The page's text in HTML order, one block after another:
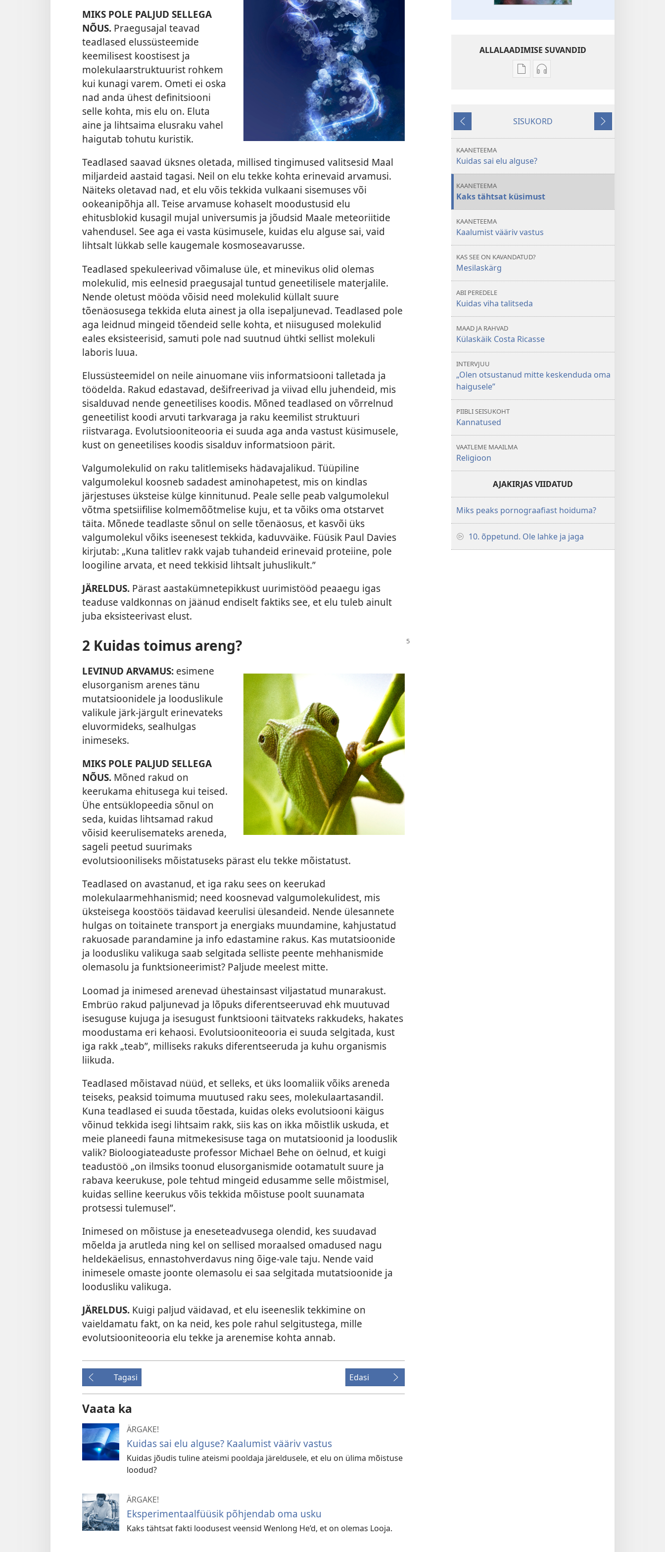
MIKS POLE PALJUD SELLEGA
NÕUS. Praegusajal teavad
teadlased elussüsteemide
keemilisest koostisest ja
molekulaarstruktuurist rohkem
kui kunagi varem. Ometi ei oska
nad anda ühest definitsiooni
selle kohta, mis elu on. Eluta
aine ja lihtsaima elusraku vahel
haigutab tohutu kuristik.
Teadlased saavad üksnes oletada, millised tingimused valitsesid Maal
miljardeid aastaid tagasi. Neil on elu tekke kohta erinevaid arvamusi.
Näiteks oletavad nad, et elu võis tekkida vulkaani sisemuses või
ookeanipõhja all. Teise arvamuse kohaselt moodustusid elu
ehitusblokid kusagil mujal universumis ja jõudsid Maale meteoriitide
vahendusel. See aga ei vasta küsimusele, kuidas elu alguse sai, vaid
lihtsalt lükkab selle kaugemale kosmoseavarusse.
Teadlased spekuleerivad võimaluse üle, et minevikus olid olemas
molekulid, mis eelnesid praegusajal tuntud geneetilisele materjalile.
Nende oletust mööda võisid need molekulid küllalt suure
tõenäosusega tekkida eluta ainest ja olla isepaljunevad. Teadlased pole
aga leidnud mingeid tõendeid selle kohta, et niisugused molekulid
eales eksisteerisid, samuti pole nad suutnud ühtki sellist molekuli
laboris luua.
Elussüsteemidel on neile ainuomane viis informatsiooni talletada ja
töödelda. Rakud edastavad, dešifreerivad ja viivad ellu juhendeid, mis
sisalduvad nende geneetilises koodis. Mõned teadlased on võrrelnud
geneetilist koodi arvuti tarkvaraga ja raku keemilist struktuuri
riistvaraga. Evolutsiooniteooria ei suuda aga anda vastust küsimusele,
kust on geneetilises koodis sisalduv informatsioon pärit.
Valgumolekulid on raku talitlemiseks hädavajalikud. Tüüpiline
valgumolekul koosneb sadadest aminohapetest, mis on kindlas
järjestuses üksteise külge kinnitunud. Peale selle peab valgumolekul
võtma spetsiifilise kolmemõõtmelise kuju, et ta võiks oma otstarvet
täita. Mõnede teadlaste sõnul on selle tõenäosus, et kasvõi üks
valgumolekul võiks iseenesest tekkida, kaduvväike. Füüsik Paul Davies
kirjutab: „Kuna talitlev rakk vajab tuhandeid erinevaid proteiine, pole
loogiline arvata, et need tekkisid lihtsalt juhuslikult.”
JÄRELDUS. Pärast aastakümnetepikkust uurimistööd peaaegu igas
teaduse valdkonnas on jäänud endiselt faktiks see, et elu tuleb ainult
juba eksisteerivast elust.
2 Kuidas toimus areng?
LEVINUD ARVAMUS: esimene
elusorganism arenes tänu
mutatsioonidele ja looduslikule
valikule järk-järgult erinevateks
eluvormideks, sealhulgas
inimeseks.
MIKS POLE PALJUD SELLEGA
NÕUS. Mõned rakud on
keerukama ehitusega kui teised.
Ühe entsüklopeedia sõnul on
seda, kuidas lihtsamad rakud
võisid keerulisemateks areneda,
sageli peetud suurimaks
evolutsiooniliseks mõistatuseks pärast elu tekke mõistatust.
Teadlased on avastanud, et iga raku sees on keerukad
molekulaarmehhanismid; need koosnevad valgumolekulidest, mis
üksteisega koostöös täidavad keerulisi ülesandeid. Nende ülesannete
hulgas on toitainete transport ja energiaks muundamine, kahjustatud
rakuosade parandamine ja info edastamine rakus. Kas mutatsioonide
ja loodusliku valikuga saab selgitada selliste peente mehhanismide
olemasolu ja funktsioneerimist? Paljude meelest mitte.
Loomad ja inimesed arenevad ühestainsast viljastatud munarakust.
Embrüo rakud paljunevad ja lõpuks diferentseeruvad ehk muutuvad
isesuguse kujuga ja isesugust funktsiooni täitvateks rakkudeks, hakates
moodustama eri kehaosi. Evolutsiooniteooria ei suuda selgitada, kust
iga rakk „teab”, milliseks rakuks diferentseeruda ja kuhu organismis
liikuda.
Teadlased mõistavad nüüd, et selleks, et üks loomaliik võiks areneda
teiseks, peaksid toimuma muutused raku sees, molekulaartasandil.
Kuna teadlased ei suuda tõestada, kuidas oleks evolutsiooni käigus
võinud tekkida isegi lihtsaim rakk, siis kas on ikka mõistlik uskuda, et
meie planeedi fauna mitmekesisuse taga on mutatsioonid ja looduslik
valik? Bioloogiateaduste professor Michael Behe on öelnud, et kuigi
teadustöö „on ilmsiks toonud elusorganismide ootamatult suure ja
rabava keerukuse, pole tehtud mingeid edusamme selle mõistmisel,
kuidas selline keerukus võis tekkida mõistuse poolt suunamata
protsessi tulemusel”.
Inimesed on mõistuse ja eneseteadvusega olendid, kes suudavad
mõelda ja arutleda ning kel on sellised moraalsed omadused nagu
heldekäelisus, ennastohverdavus ning õige-vale taju. Nende vaid
inimesele omaste joonte olemasolu ei saa selgitada mutatsioonide ja
loodusliku valikuga.
JÄRELDUS. Kuigi paljud väidavad, et elu iseeneslik tekkimine on
vaieldamatu fakt, on ka neid, kes pole rahul selgitustega, mille
evolutsiooniteooria elu tekke ja arenemise kohta annab.
Tagasi Edasi
Vaata ka
ÄRGAKE!
Kuidas sai elu alguse? Kaalumist vääriv vastus
Kuidas jõudis tuline ateismi pooldaja järeldusele, et elu on ülima mõistuse
loodud?
ÄRGAKE!
Eksperimentaalfüüsik põhjendab oma usku
Kaks tähtsat fakti loodusest veensid Wenlong He’d, et on olemas Looja.
ALLALAADIMISE SUVANDID
Väljaannete
sai
Helisalvestiste
sai
Tagasi
SISUKORD
Edasi
KAANETEEMA
Kuidas sai elu alguse?
KAANETEEMA
Kaks tähtsat küsimust
KAANETEEMA
Kaalumist vääriv vastus
KAS SEE ON KAVANDATUD?
Mesilaskärg
ABI PEREDELE
Kuidas viha talitseda
MAAD JA RAHVAD
Külaskäik Costa Ricasse
INTERVJUU
„Olen otsustanud mitte keskenduda oma
haigusele”
PIIBLI SEISUKOHT
Kannatused
VAATLEME MAAILMA
Religioon
AJAKIRJAS VIIDATUD
Miks peaks pornograafiast hoiduma?
10. õppetund. Ole lahke ja jaga